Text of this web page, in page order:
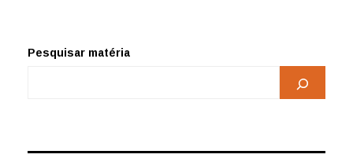
Pesquisar matéria